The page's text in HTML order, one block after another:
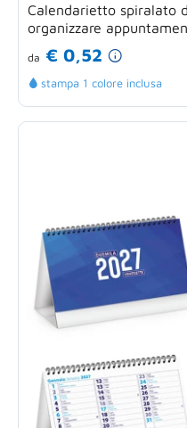
Calendarietto spiralato
organizzare
da € 0,52
stampa 1 colore inclusa